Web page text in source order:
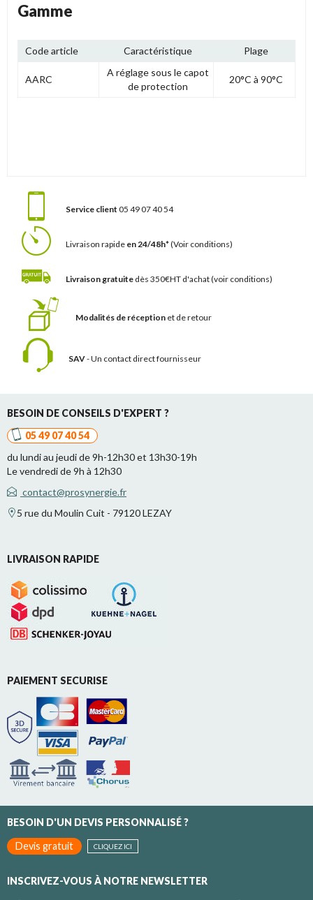
Gamme
Code article Caractéristique Plage
AARC
A réglage sous le capot
de protection
20°C à 90°C
Service client 05 49 07 40 54
Livraison rapide en 24/48h*(Voir conditions)
Livraison gratuite dès 350€HT d'achat(voir conditions)
Modalités de réception et de retour
SAV- Un contact direct fournisseur
BESOIN DE CONSEILS D'EXPERT ?
05 49 07 40 54
du lundi au jeudi de 9h-12h30 et 13h30-19h
Le vendredi de 9h à 12h30
contact@prosynergie.fr
5 rue du Moulin Cuit - 79120 LEZAY
LIVRAISON RAPIDE
PAIEMENT SECURISE
BESOIN D'UN DEVIS PERSONNALISÉ ?
Devis gratuit
CLIQUEZ ICI
INSCRIVEZ-VOUS À NOTRE NEWSLETTER